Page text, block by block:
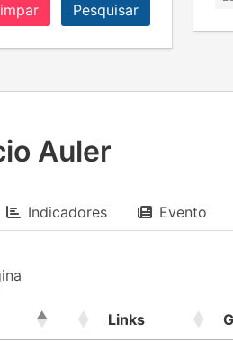
Pesquisar
Auler
Indicadores Evento
Links